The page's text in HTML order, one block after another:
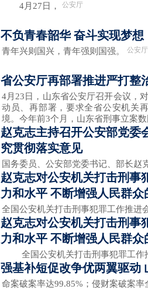
4月27日， 公安厅
不负青春韶华 奋斗实现梦想
青年兴则国兴，青年强则国强。 公安厅
省公安厅再部署推进严打整
4月23日，山东省公安厅召开会议，
动员、再部署，要求全省公安机关
境。今年前3个月，山东省刑事立案
赵克志主持召开公安部党委
究贯彻落实意见
国务委员、公安部党委书记、部长赵
赵克志对公安机关打击刑事
力和水平 不断增强人民群
全国公安机关打击刑事犯罪工作推进
赵克志对公安机关打击刑事
力和水平 不断增强人民群
全国公安机关打击刑事犯罪工作
强基补短促改争优两翼驱动
命案破案率达99.85%；侵财案破案